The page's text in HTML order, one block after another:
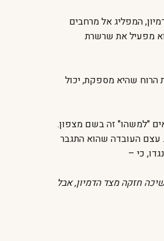
המפליג אל מרחבים
מפעיל את שרשרת
הרוח שהיא מספקת, יכול
"למשהו" זה בשם מצפון.
עצם העובדה שהוא התגבר
כי –
חזקה מצד הדמיון, אבל